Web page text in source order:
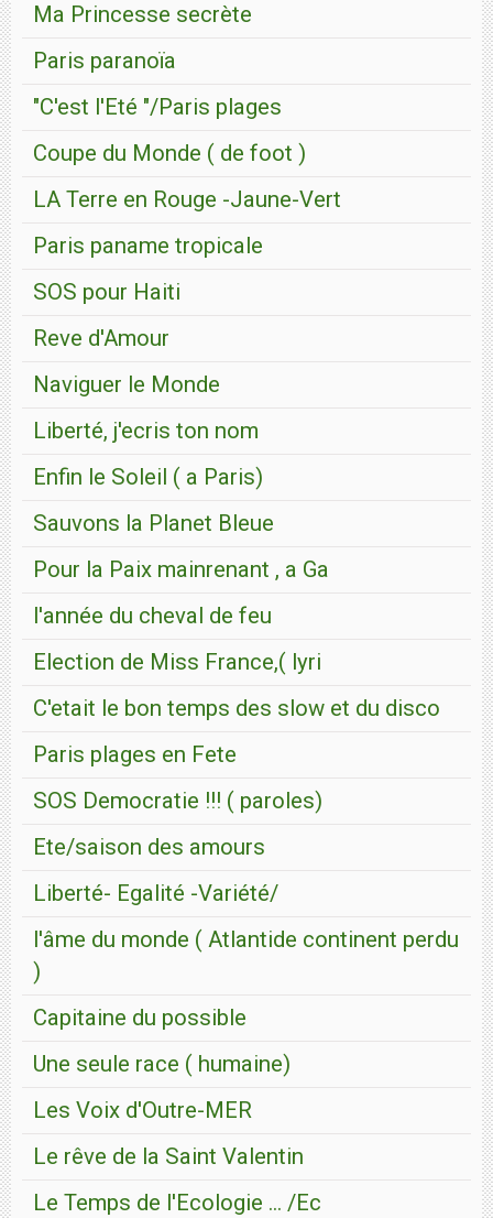
Ma Princesse secrète
Paris paranoïa
"C'est l'Eté "/Paris plages
Coupe du Monde ( de foot )
LA Terre en Rouge -Jaune-Vert
Paris paname tropicale
SOS pour Haiti
Reve d'Amour
Naviguer le Monde
Liberté, j'ecris ton nom
Enfin le Soleil ( a Paris)
Sauvons la Planet Bleue
Pour la Paix mainrenant , a Ga
l'année du cheval de feu
Election de Miss France,( lyri
C'etait le bon temps des slow et du disco
Paris plages en Fete
SOS Democratie !!! ( paroles)
Ete/saison des amours
Liberté- Egalité -Variété/
l'âme du monde ( Atlantide continent perdu
)
Capitaine du possible
Une seule race ( humaine)
Les Voix d'Outre-MER
Le rêve de la Saint Valentin
Le Temps de l'Ecologie ... /Ec